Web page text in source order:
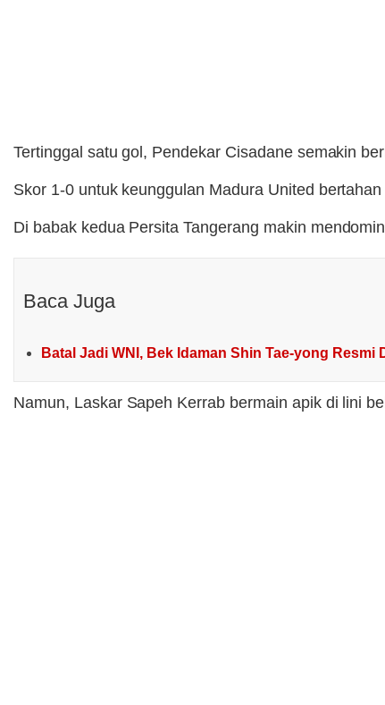
Tertinggal satu gol, Pendekar Cisadane semakin
Skor 1-0 untuk keunggulan Madura United
Di babak kedua Persita Tangerang makin
Baca Juga
Batal Jadi WNI, Bek Idaman Shin Tae-yong
Namun, Laskar Sapeh Kerrab bermain apik di lini